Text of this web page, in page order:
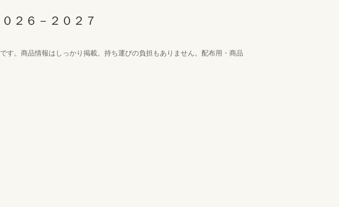
２６－２０２７
。商品情報はしっかり掲載。持ち運びの負担もありません。配布用・商品